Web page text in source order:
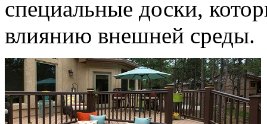
специальные доски,
влиянию внешней среды.